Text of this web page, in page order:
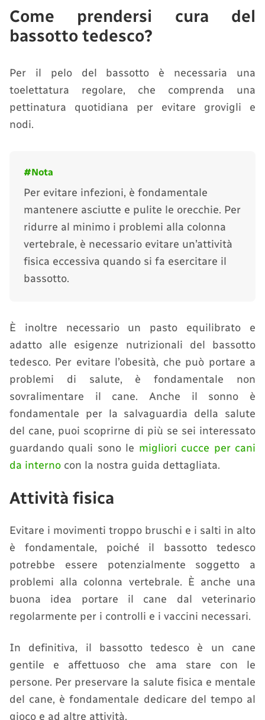
Come prendersi cura del
bassotto tedesco?
Per il pelo del bassotto è necessaria una
toelettatura regolare, che comprenda una
pettinatura quotidiana per evitare grovigli e
nodi.
Per evitare infezioni, è fondamentale
mantenere asciutte e pulite le orecchie. Per
ridurre al minimo i problemi alla colonna
vertebrale, è necessario evitare un’attività
fisica eccessiva quando si fa esercitare il
bassotto.
È inoltre necessario un pasto equilibrato e
adatto alle esigenze nutrizionali del bassotto
tedesco. Per evitare l’obesità, che può portare a
problemi di salute, è fondamentale non
sovralimentare il cane. Anche il sonno è
fondamentale per la salvaguardia della salute
del cane, puoi scoprirne di più se sei interessato
guardando quali sono le migliori cucce per cani
da interno con la nostra guida dettagliata.
Attività fisica
Evitare i movimenti troppo bruschi e i salti in alto
è fondamentale, poiché il bassotto tedesco
potrebbe essere potenzialmente soggetto a
problemi alla colonna vertebrale. È anche una
buona idea portare il cane dal veterinario
regolarmente per i controlli e i vaccini necessari.
In definitiva, il bassotto tedesco è un cane
gentile e affettuoso che ama stare con le
persone. Per preservare la salute fisica e mentale
del cane, è fondamentale dedicare del tempo al
gioco e ad altre attività.